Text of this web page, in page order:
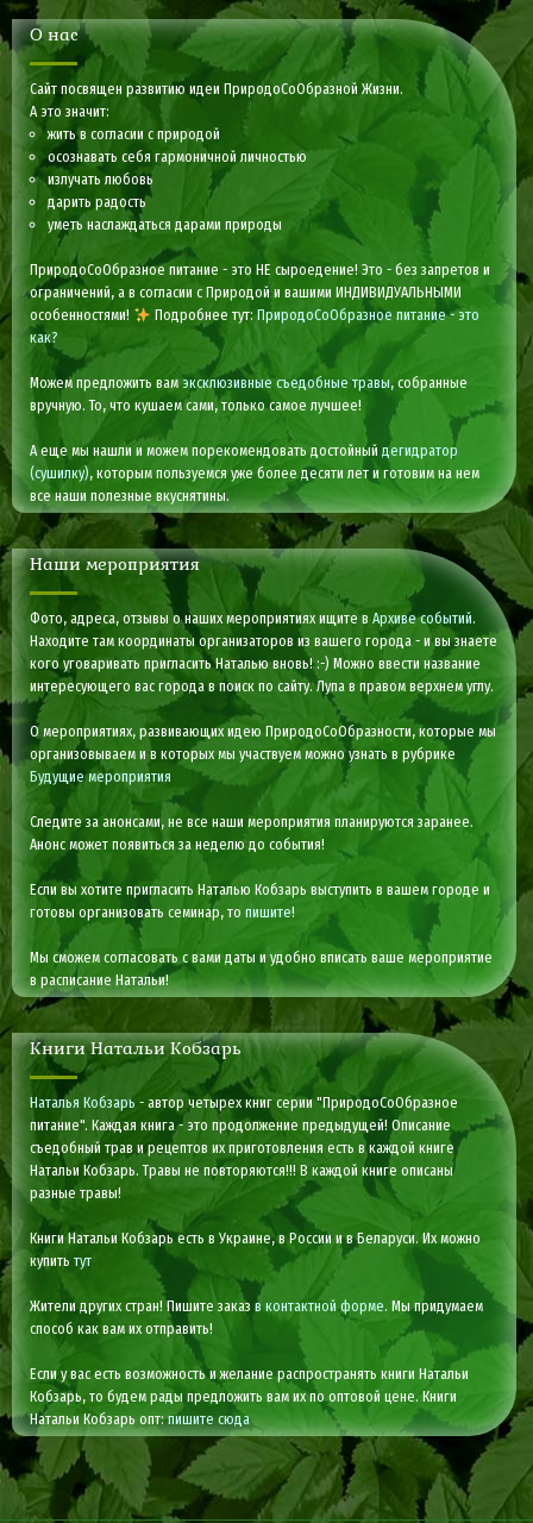
О нас
Сайт посвящен развитию идеи ПриродоСоОбразной Жизни.
А это значит:
жить в согласии с природой
осознавать себя гармоничной личностью
излучать любовь
дарить радость
уметь наслаждаться дарами природы
ПриродоСоОбразное питание - это НЕ сыроедение! Это - без запретов и
ограничений, а в согласии с Природой и вашими ИНДИВИДУАЛЬНЫМИ
особенностями!
Подробнее тут:ПриродоСоОбразное питание - это
как?
Можем предложить вамэксклюзивные съедобные травы, собранные
вручную. То, что кушаем сами, только самое лучшее!
А еще мы нашли и можем порекомендовать достойныйдегидратор
(сушилку), которым пользуемся уже более десяти лет и готовим на нем
все наши полезные вкуснятины.
Наши мероприятия
Фото, адреса, отзывы о наших мероприятиях ищите вАрхиве событий.
Находите там координаты организаторов из вашего города - и вы знаете
кого уговаривать пригласить Наталью вновь! :-) Можно ввести название
интересующего вас города в поиск по сайту. Лупа в правом верхнем углу.
О мероприятиях, развивающих идею ПриродоСоОбразности, которые мы
организовываем и в которых мы участвуем можно узнать в рубрике
Будущие мероприятия
Следите за анонсами, не все наши мероприятия планируются заранее.
Анонс может появиться за неделю до события!
Если вы хотите пригласить Наталью Кобзарь выступить в вашем городе и
готовы организовать семинар, топишите!
Мы сможем согласовать с вами даты и удобно вписать ваше мероприятие
в расписание Натальи!
Книги Натальи Кобзарь
Наталья Кобзарь - автор четырех книг серии "ПриродоСоОбразное
питание". Каждая книга - это продолжение предыдущей! Описание
съедобный трав и рецептов их приготовления есть в каждой книге
Натальи Кобзарь. Травы не повторяются!!! В каждой книге описаны
разные травы!
Книги Натальи Кобзарь есть в Украине, в России и в Беларуси. Их можно
купитьтут
Жители других стран! Пишите заказв контактной форме. Мы придумаем
способ как вам их отправить!
Если у вас есть возможность и желание распространять книги Натальи
Кобзарь, то будем рады предложить вам их по оптовой цене. Книги
Натальи Кобзарь опт:пишите сюда